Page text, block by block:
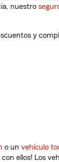
nuestro
y
o un vehículo
ellos! Los